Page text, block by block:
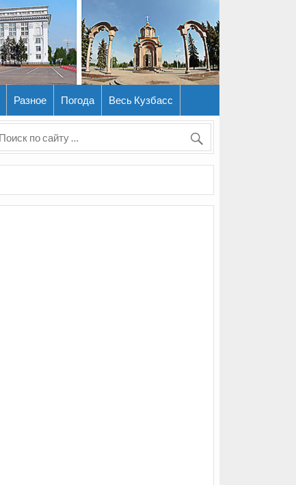
Разное Погода Весь Кузбасс